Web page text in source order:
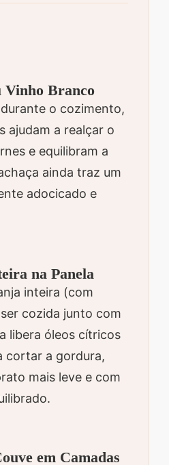
Vinho Branco
o cozimento,
ajudam a realçar o
e equilibram a
ainda traz um
adocicado e
na Panela
inteira (com
cozida junto com
libera óleos cítricos
cortar a gordura,
mais leve e com
em Camadas